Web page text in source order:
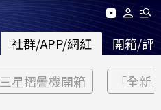
社群/APP/網紅 開箱/評
三星摺疊機開箱 「全新